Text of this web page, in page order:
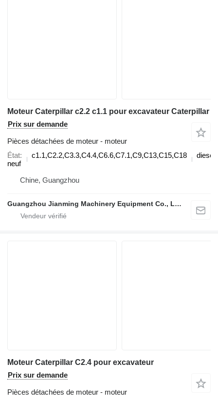
Moteur Caterpillar c2.2 c1.1 pour excavateur Caterpillar
Prix sur demande
Pièces détachées de moteur - moteur
État
neuf
c1.1,C2.2,C3.3,C4.4,C6.6,C7.1,C9,C13,C15,C18 diesel
Chine, Guangzhou
Guangzhou Jianming Machinery Equipment Co., Ltd.
Moteur Caterpillar C2.4 pour excavateur
Prix sur demande
Pièces détachées de moteur - moteur